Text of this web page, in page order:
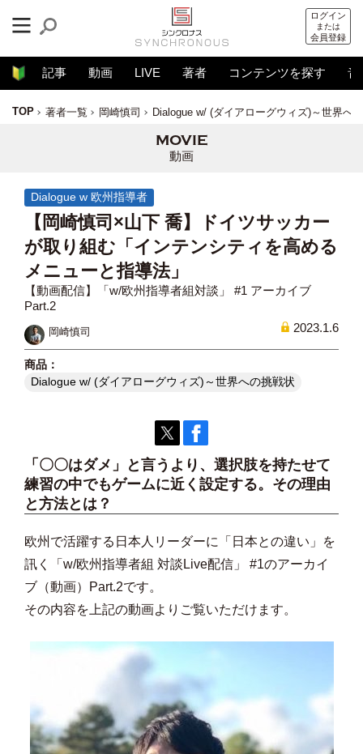
ログイン
または
会員登録
記事 動画 LIVE 著者 コンテンツを探す 音
TOP 著者一覧 岡崎慎司 Dialogue w/ (ダイアローグウィズ)～世界へ
動画
Dialogue w 欧州指導者
【岡崎慎司×山下 喬】ドイツサッカー
が取り組む「インテンシティを高める
メニューと指導法」
【動画配信】「w/欧州指導者組対談」 #1 アーカイブ
Part.2
岡崎慎司 2023.1.6
Dialogue w/ (ダイアローグウィズ)～世界への挑戦状
「〇〇はダメ」と言うより、選択肢を持たせて
練習の中でもゲームに近く設定する。その理由
と方法とは？
欧州で活躍する日本人リーダーに「日本との違い」を
訊く「w/欧州指導者組 対談Live配信」 #1のアーカイ
ブ（動画）Part.2です。
その内容を上記の動画よりご覧いただけます。